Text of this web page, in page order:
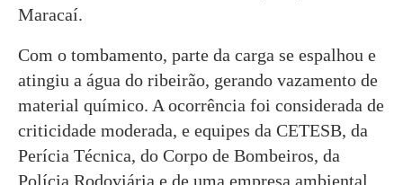
Maracaí.
Com o tombamento, parte da carga se espalhou e
atingiu a água do ribeirão, gerando vazamento de
material químico. A ocorrência foi considerada de
criticidade moderada, e equipes da CETESB, da
Perícia Técnica, do Corpo de Bombeiros, da
Polícia Rodoviária e de uma empresa ambiental